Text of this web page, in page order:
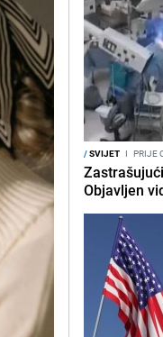
/SVIJET I PRIJE
Objavljen